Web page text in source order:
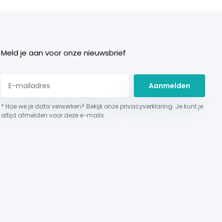
Meld je aan voor onze nieuwsbrief
Aanmelden
* Hoe we je data verwerken? Bekijk onze privacyverklaring. Je kunt je
altijd afmelden voor deze e-mails.